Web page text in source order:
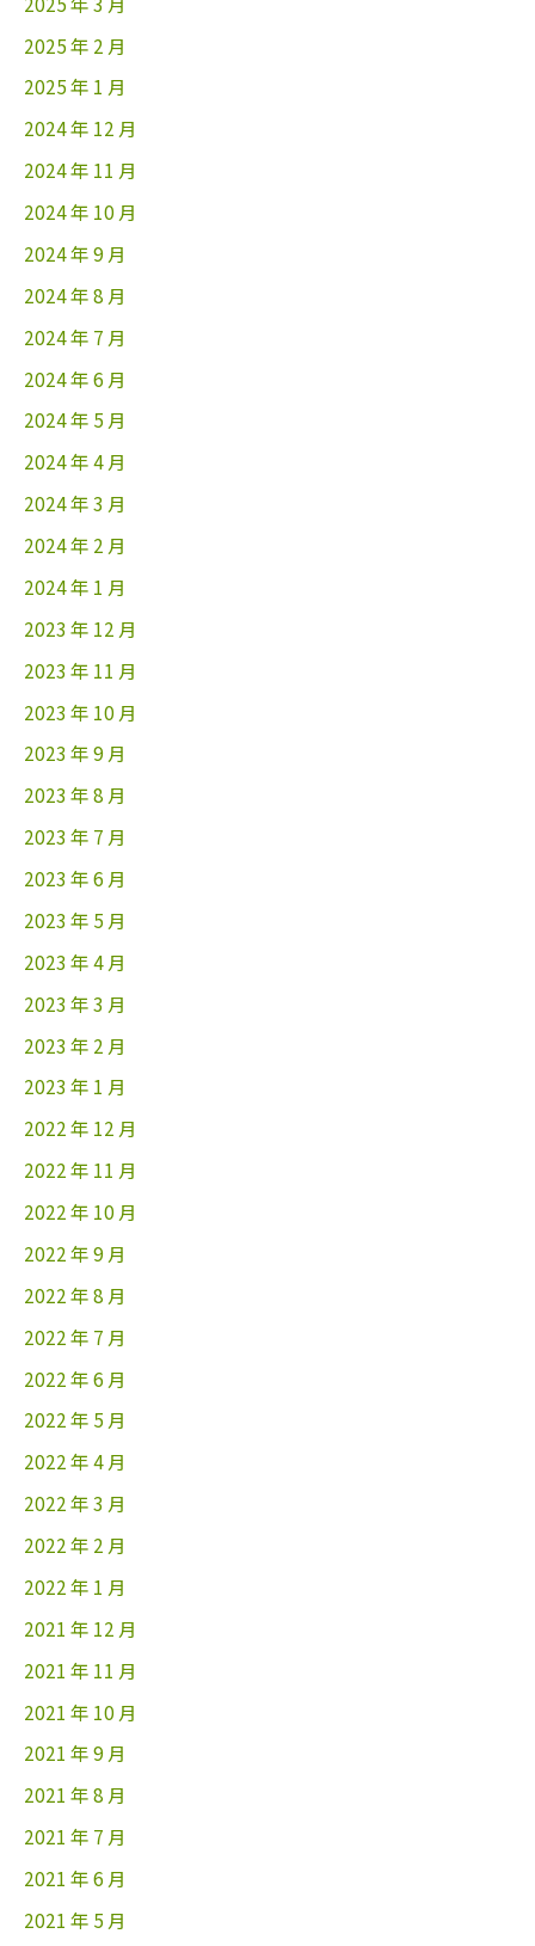
2025 年 2 月
2025 年 1 月
2024 年 12 月
2024 年 11 月
2024 年 10 月
2024 年 9 月
2024 年 8 月
2024 年 7 月
2024 年 6 月
2024 年 5 月
2024 年 4 月
2024 年 3 月
2024 年 2 月
2024 年 1 月
2023 年 12 月
2023 年 11 月
2023 年 10 月
2023 年 9 月
2023 年 8 月
2023 年 7 月
2023 年 6 月
2023 年 5 月
2023 年 4 月
2023 年 3 月
2023 年 2 月
2023 年 1 月
2022 年 12 月
2022 年 11 月
2022 年 10 月
2022 年 9 月
2022 年 8 月
2022 年 7 月
2022 年 6 月
2022 年 5 月
2022 年 4 月
2022 年 3 月
2022 年 2 月
2022 年 1 月
2021 年 12 月
2021 年 11 月
2021 年 10 月
2021 年 9 月
2021 年 8 月
2021 年 7 月
2021 年 6 月
2021 年 5 月